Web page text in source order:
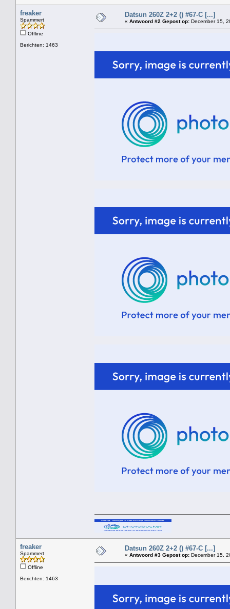
freaker
Spammert
Offline
Berichten: 1463
Datsun 260Z 2+2 () #67-C [...]
« Antwoord #2 Gepost op: December 15,
freaker
Spammert
Offline
Berichten: 1463
Datsun 260Z 2+2 () #67-C [...]
« Antwoord #3 Gepost op: December 15,